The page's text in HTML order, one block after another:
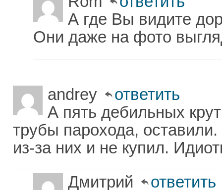
А где Вы видите
Они даже на фото
andrey
ответить
А пять дебильных
трубы парохода,
из-за них и не купил.
Дмитрий
ответить